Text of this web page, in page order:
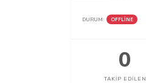
DURUM: OFFLINE
0
TAKIP EDILEN